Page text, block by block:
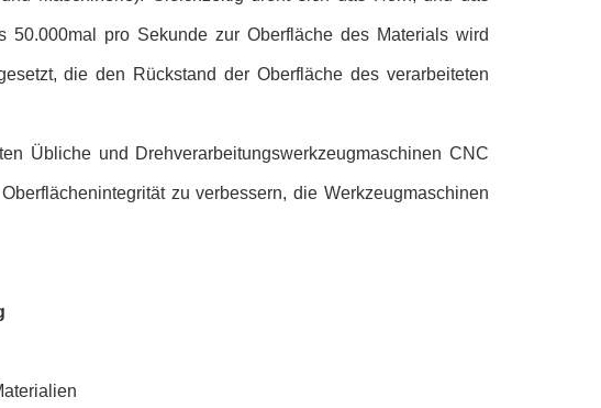
50.000mal pro Sekunde zur Oberfläche des Materials wird
die den Rückstand der Oberfläche des verarbeiteten
Übliche und Drehverarbeitungswerkzeugmaschinen CNC
zu verbessern, die Werkzeugmaschinen